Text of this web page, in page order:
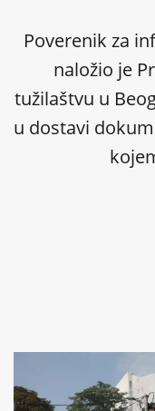
Poverenik za
naložio je
tužilaštvu u
u dostavi